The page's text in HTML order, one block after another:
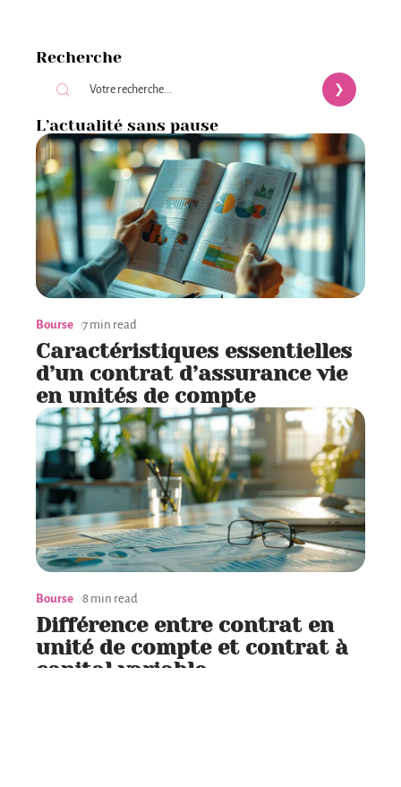
Recherche
L’actualité sans pause
Bourse 7 min read
Caractéristiques essentielles
d’un contrat d’assurance vie
en unités de compte
Bourse 8 min read
Différence entre contrat en
unité de compte et contrat à
capital variable